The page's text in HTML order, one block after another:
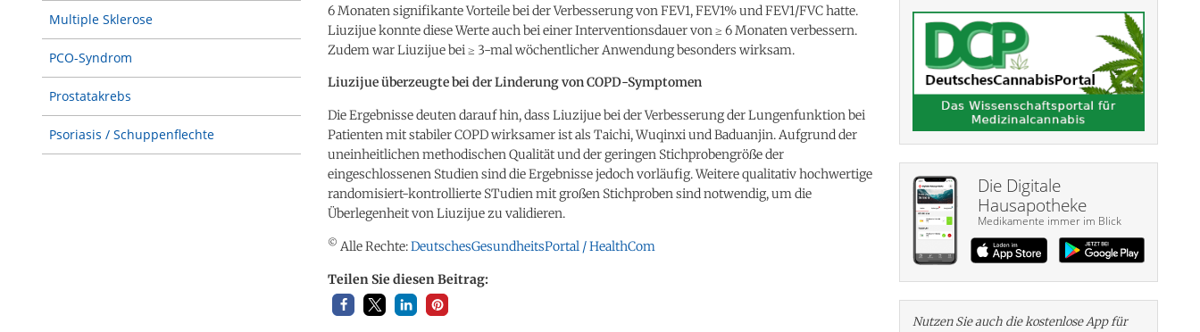
Multiple Sklerose
PCO-Syndrom
Prostatakrebs
Psoriasis / Schuppenflechte
6 Monaten signifikante Vorteile bei der Verbesserung von FEV1, FEV1% und FEV1/FVC hatte.
Liuzijue konnte diese Werte auch bei einer Interventionsdauer von ≥ 6 Monaten verbessern.
Zudem war Liuzijue bei ≥ 3-mal wöchentlicher Anwendung besonders wirksam.
Liuzijue überzeugte bei der Linderung von COPD-Symptomen
Die Ergebnisse deuten darauf hin, dass Liuzijue bei der Verbesserung der Lungenfunktion bei
Patienten mit stabiler COPD wirksamer ist als Taichi, Wuqinxi und Baduanjin. Aufgrund der
uneinheitlichen methodischen Qualität und der geringen Stichprobengröße der
eingeschlossenen Studien sind die Ergebnisse jedoch vorläufig. Weitere qualitativ hochwertige
randomisiert-kontrollierte STudien mit großen Stichproben sind notwendig, um die
Überlegenheit von Liuzijue zu validieren.
© Alle Rechte:DeutschesGesundheitsPortal / HealthCom
Teilen Sie diesen Beitrag:
Die Digitale
Hausapotheke
Medikamente immer im Blick
Nutzen Sie auch die kosten­lose App für